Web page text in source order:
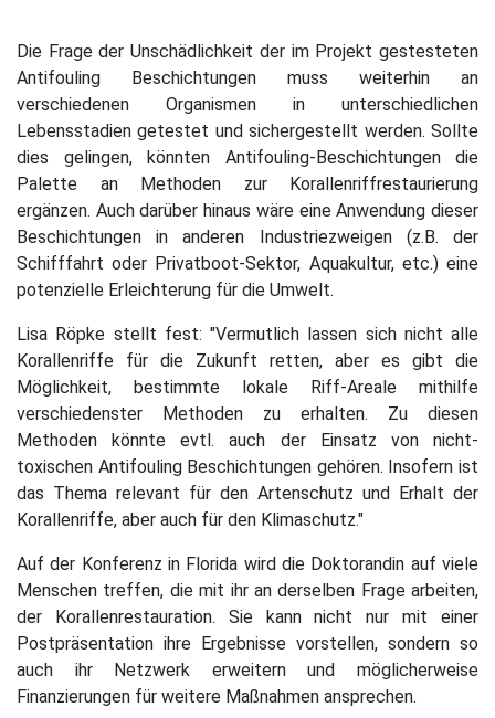
Die Frage der Unschädlichkeit der im Projekt gestesteten
Antifouling Beschichtungen muss weiterhin an
verschiedenen Organismen in unterschiedlichen
Lebensstadien getestet und sichergestellt werden. Sollte
dies gelingen, könnten Antifouling-Beschichtungen die
Palette an Methoden zur Korallenriffrestaurierung
ergänzen. Auch darüber hinaus wäre eine Anwendung dieser
Beschichtungen in anderen Industriezweigen (z.B. der
Schifffahrt oder Privatboot-Sektor, Aquakultur, etc.) eine
potenzielle Erleichterung für die Umwelt.
Lisa Röpke stellt fest: "Vermutlich lassen sich nicht alle
Korallenriffe für die Zukunft retten, aber es gibt die
Möglichkeit, bestimmte lokale Riff-Areale mithilfe
verschiedenster Methoden zu erhalten. Zu diesen
Methoden könnte evtl. auch der Einsatz von nicht-
toxischen Antifouling Beschichtungen gehören. Insofern ist
das Thema relevant für den Artenschutz und Erhalt der
Korallenriffe, aber auch für den Klimaschutz."
Auf der Konferenz in Florida wird die Doktorandin auf viele
Menschen treffen, die mit ihr an derselben Frage arbeiten,
der Korallenrestauration. Sie kann nicht nur mit einer
Postpräsentation ihre Ergebnisse vorstellen, sondern so
auch ihr Netzwerk erweitern und möglicherweise
Finanzierungen für weitere Maßnahmen ansprechen.